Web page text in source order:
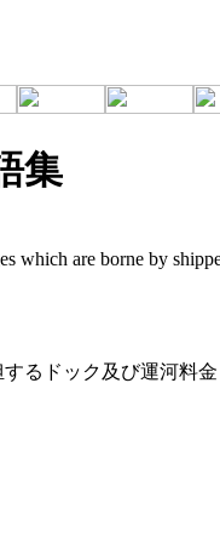
集
which are borne by
るドック及び運河料金